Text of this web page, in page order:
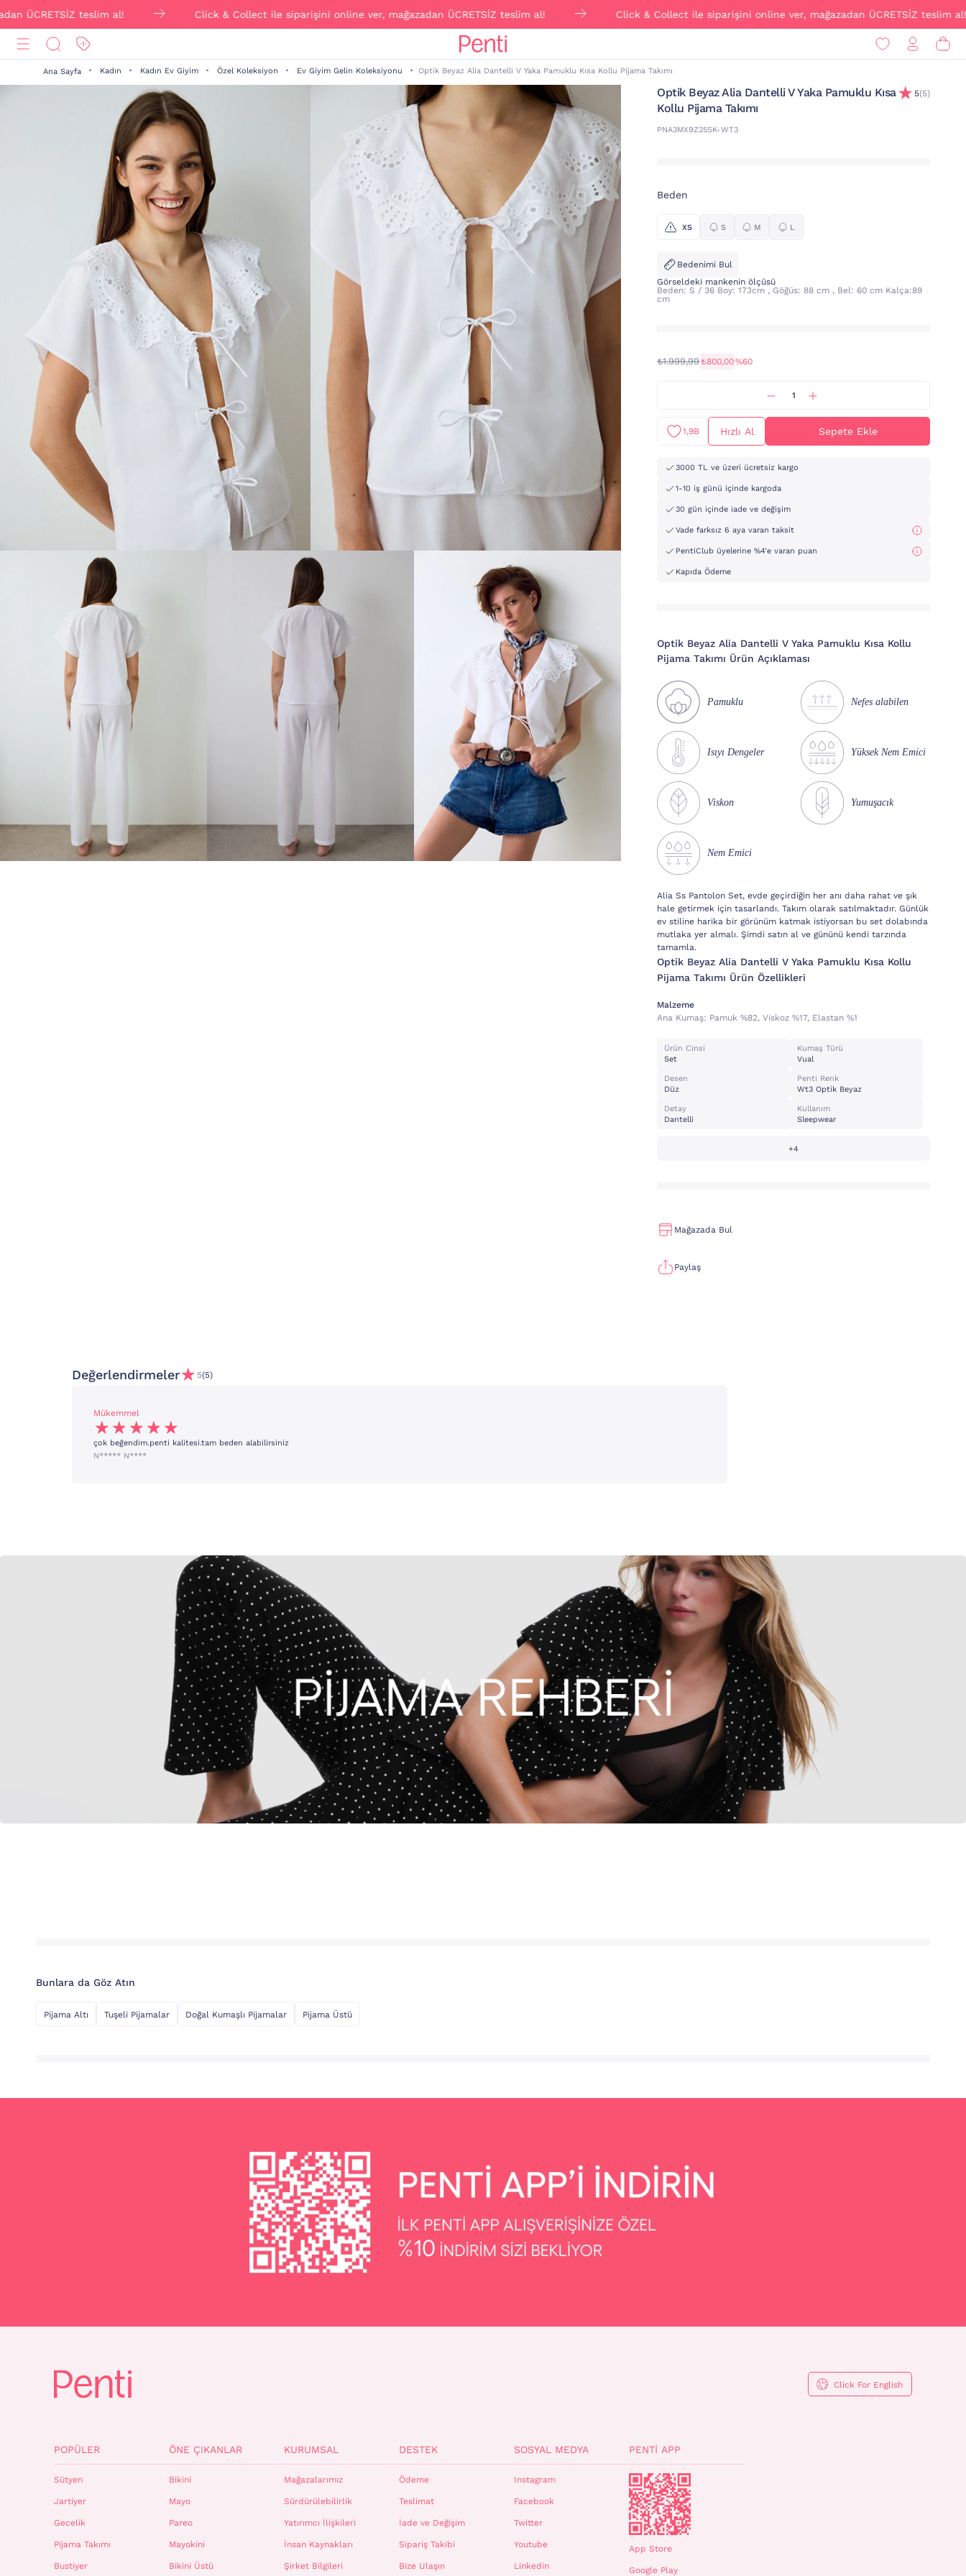
teslim al! Click & Collect ile siparişini online ver, mağazadan ÜCRETSİZ teslim al! Click & Collect ile siparişini online ver, mağazadan ÜCRETSİZ teslim al!
Ana Sayfa Kadın Kadın Ev Giyim Özel Koleksiyon Ev Giyim Gelin Koleksiyonu Optik Beyaz Alia Dantelli V Yaka Pamuklu Kısa Kollu Pijama Takımı
Optik Beyaz Alia Dantelli V Yaka Pamuklu Kısa
Kollu Pijama Takımı
PNA3MX9Z25SK-WT3
5(5)
Beden
XS S M L
Bedenimi Bul
Görseldeki mankenin ölçüsü
Beden: S / 36 Boy: 173cm , Göğüs: 88 cm , Bel: 60 cm Kalça:89
cm
₺1.999,99 ₺800,00%60
1,9B Hızlı Al Sepete Ekle
3000 TL ve üzeri ücretsiz kargo
1-10 iş günü içinde kargoda
30 gün içinde iade ve değişim
Vade farksız 6 aya varan taksit
PentiClub üyelerine %4'e varan puan
Kapıda Ödeme
Optik Beyaz Alia Dantelli V Yaka Pamuklu Kısa Kollu
Pijama Takımı Ürün Açıklaması
Pamuklu Nefes alabilen
Isıyı Dengeler Yüksek Nem Emici
Viskon Yumuşacık
Nem Emici
Alia Ss Pantolon Set, evde geçirdiğin her anı daha rahat ve şık
hale getirmek için tasarlandı. Takım olarak satılmaktadır. Günlük
ev stiline harika bir görünüm katmak istiyorsan bu set dolabında
mutlaka yer almalı. Şimdi satın al ve gününü kendi tarzında
tamamla.
Optik Beyaz Alia Dantelli V Yaka Pamuklu Kısa Kollu
Pijama Takımı Ürün Özellikleri
Malzeme
Ana Kumaş: Pamuk %82, Vi̇skoz %17, Elastan %1
Ürün Cinsi
Set
Kumaş Türü
Vual
Desen
Düz
Penti Renk
Wt3 Optik Beyaz
Detay
Dantelli
Kullanım
Sleepwear
+4
Mağazada Bul
Paylaş
Değerlendirmeler 5(5)
Mükemmel
çok beğendim.penti kalitesi.tam beden alabilirsiniz
N***** N****
Bunlara da Göz Atın
Pijama Altı Tuşeli Pijamalar Doğal Kumaşlı Pijamalar Pijama Üstü
Click For English
POPÜLER
Sütyen
Jartiyer
Gecelik
Pijama Takımı
Bustiyer
ÖNE ÇIKANLAR
Bikini
Mayo
Pareo
Mayokini
Bikini Üstü
KURUMSAL
Mağazalarımız
Sürdürülebilirlik
Yatırımcı İlişkileri
İnsan Kaynakları
Şirket Bilgileri
DESTEK
Ödeme
Teslimat
İade ve Değişim
Sipariş Takibi
Bize Ulaşın
SOSYAL MEDYA
Instagram
Facebook
Twitter
Youtube
Linkedin
PENTI APP
App Store
Google Play